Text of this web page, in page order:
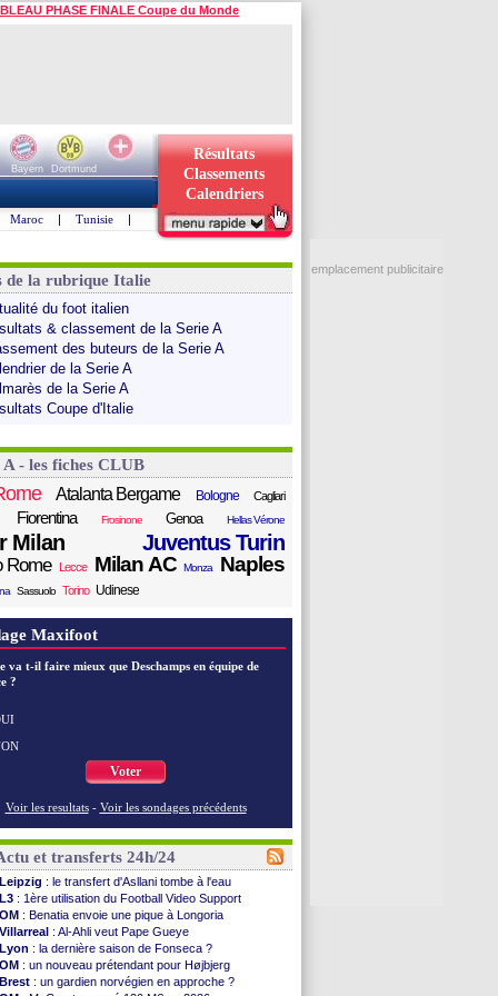
PHASE FINALE Coupe du Monde
Bayern
Dortmund
Résultats
Classements
Calendriers
Maroc | Tunisie |
de la rubrique Italie
du foot italien
& classement de la Serie A
des buteurs de la Serie A
de la Serie A
de la Serie A
Coupe d'Italie
A - les fiches CLUB
Atalanta Bergame Bologne
Cagliari
Fiorentina Frosinone Genoa Hellas Vérone
Milan Juventus Turin
Rome Lecce Milan AC Monza Naples
Sassuolo Torino Udinese
Maxifoot
va t-il faire mieux que Deschamps en équipe de
?
Voter
Voir les resultats - Voir les sondages précédents
et transferts 24h/24
Leipzig : le transfert d'Asllani tombe à l'eau
L3 : 1ère utilisation du Football Video Support
OM : Benatia envoie une pique à Longoria
Villarreal : Al-Ahli veut Pape Gueye
Lyon : la dernière saison de Fonseca ?
OM : un nouveau prétendant pour Højbjerg
Brest : un gardien norvégien en approche ?
emplacement publicitaire